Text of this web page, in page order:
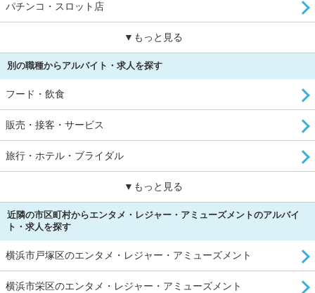
パチンコ・スロット店
▼もっと見る
別の職種からアルバイト・求人を探す
フード・飲食
販売・接客・サービス
旅行・ホテル・ブライダル
▼もっと見る
近隣の市区町村からエンタメ・レジャー・アミューズメントのアルバイ
ト・求人を探す
横浜市戸塚区のエンタメ・レジャー・アミューズメント
横浜市栄区のエンタメ・レジャー・アミューズメント